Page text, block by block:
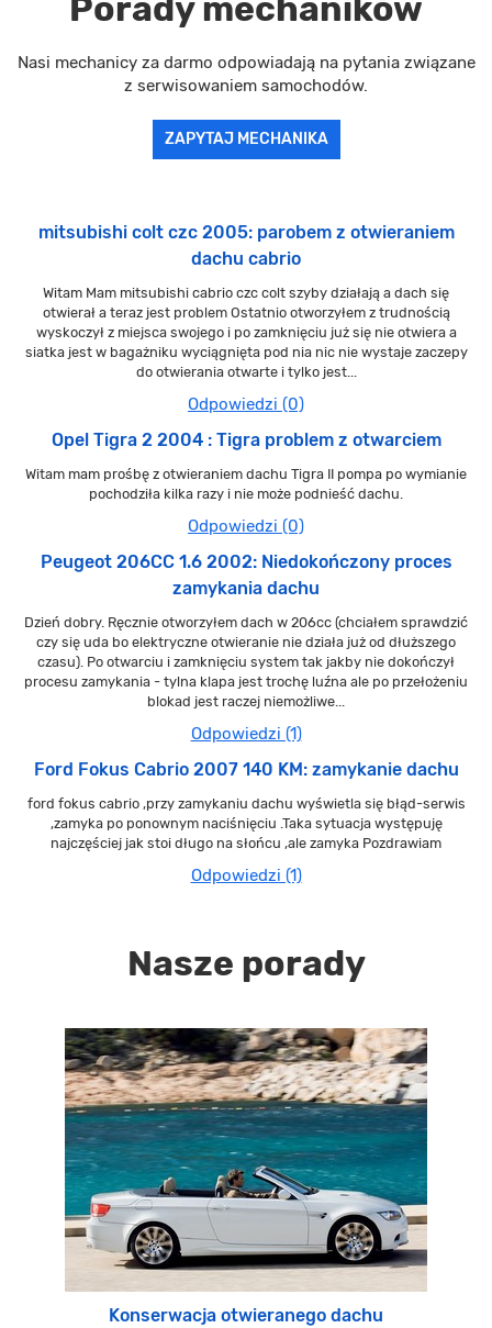
Porady mechaników
Nasi mechanicy za darmo odpowiadają na pytania związane
z serwisowaniem samochodów.
ZAPYTAJ MECHANIKA
mitsubishi colt czc 2005: parobem z otwieraniem
dachu cabrio
Witam Mam mitsubishi cabrio czc colt szyby działają a dach się
otwierał a teraz jest problem Ostatnio otworzyłem z trudnością
wyskoczył z miejsca swojego i po zamknięciu już się nie otwiera a
siatka jest w bagażniku wyciągnięta pod nia nic nie wystaje zaczepy
do otwierania otwarte i tylko jest...
Odpowiedzi (0)
Opel Tigra 2 2004 : Tigra problem z otwarciem
Witam mam prośbę z otwieraniem dachu Tigra II pompa po wymianie
pochodziła kilka razy i nie może podnieść dachu.
Odpowiedzi (0)
Peugeot 206CC 1.6 2002: Niedokończony proces
zamykania dachu
Dzień dobry. Ręcznie otworzyłem dach w 206cc (chciałem sprawdzić
czy się uda bo elektryczne otwieranie nie działa już od dłuższego
czasu). Po otwarciu i zamknięciu system tak jakby nie dokończył
procesu zamykania - tylna klapa jest trochę luźna ale po przełożeniu
blokad jest raczej niemożliwe...
Odpowiedzi (1)
Ford Fokus Cabrio 2007 140 KM: zamykanie dachu
ford fokus cabrio ,przy zamykaniu dachu wyświetla się błąd-serwis
,zamyka po ponownym naciśnięciu .Taka sytuacja występuję
najczęściej jak stoi długo na słońcu ,ale zamyka Pozdrawiam
Odpowiedzi (1)
Nasze porady
Konserwacja otwieranego dachu